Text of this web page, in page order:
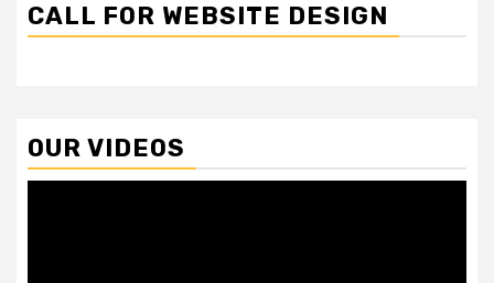
CALL FOR WEBSITE DESIGN
OUR VIDEOS